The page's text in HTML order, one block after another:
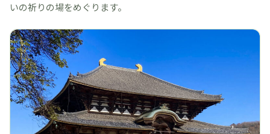
いの祈りの場をめぐります。